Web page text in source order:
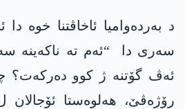
د بەردەوامیا ئاخاڤتنا خوە دا
سەری دا “ئەم تە ناکەینە
ئەڤ گۆتنە ژ کوو دەرکەت؟
رۆژەڤێ، ھەلوەستا